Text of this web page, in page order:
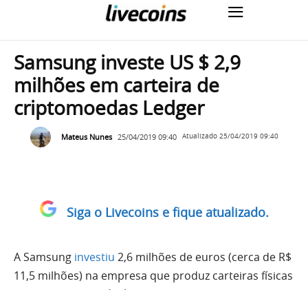
Samsung investe US $ 2,9
milhões em carteira de
criptomoedas Ledger
Mateus Nunes 25/04/2019 09:40 Atualizado 25/04/2019 09:40
Siga o Livecoins e fique atualizado.
A Samsung investiu 2,6 milhões de euros (cerca de R$
11,5 milhões) na empresa que produz carteiras físicas